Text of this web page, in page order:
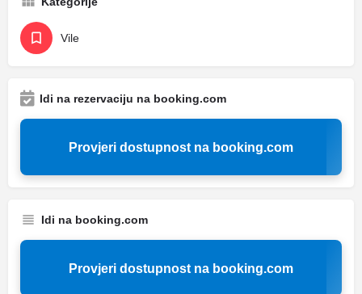
Vile
Idi na rezervaciju na booking.com
Provjeri dostupnost na booking.com
Idi na booking.com
Provjeri dostupnost na booking.com